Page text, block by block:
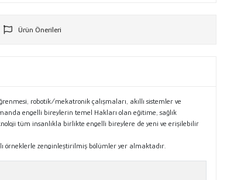
Ürün Önerileri
robotik/mekatronik çalışmaları, akıllı sistemler ve
engelli bireylerin temel Hakları olan eğitime, sağlık
tüm insanlıkla birlikte engelli bireylere de yeni ve erişilebilir
örneklerle zenginleştirilmiş bölümler yer almaktadır.